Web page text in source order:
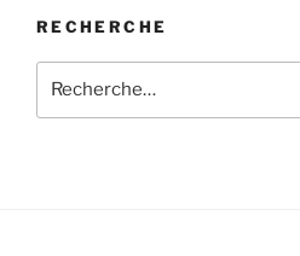
RECHERCHE
pour